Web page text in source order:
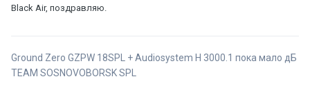
Black Air, поздравляю.
Ground Zero GZPW 18SPL + Audiosystem H 3000.1 пока мало дБ
TEAM SOSNOVOBORSK SPL